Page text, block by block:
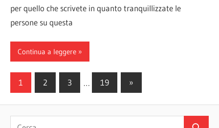
per quello che scrivete in quanto tranquillizzate le
persone su questa
Continua a leggere
Paginazione
articoli
1 2 3 … 19
Articoli
successivi
»
Ricerca